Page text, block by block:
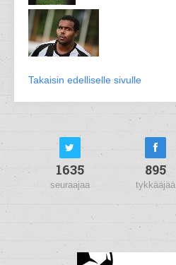
Takaisin edelliselle sivulle
1635
seuraajaa
895
tykkääjää